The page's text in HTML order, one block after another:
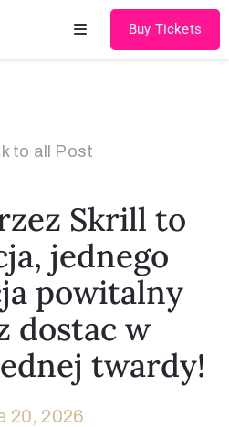
Buy Tickets
to all Post
Skrill to
jednego
powitalny
dostac w
twardy!
20, 2026